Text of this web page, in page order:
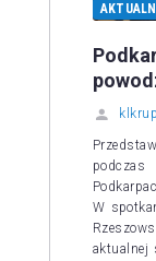
podczas
W
aktualnej